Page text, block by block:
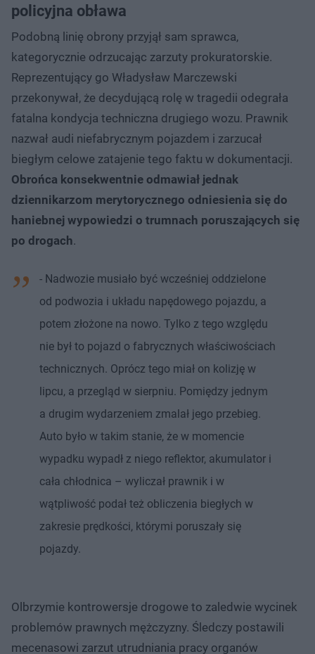
policyjna obława
Podobną linię obrony przyjął sam sprawca,
kategorycznie odrzucając zarzuty prokuratorskie.
Reprezentujący go Władysław Marczewski
przekonywał, że decydującą rolę w tragedii odegrała
fatalna kondycja techniczna drugiego wozu. Prawnik
nazwał audi niefabrycznym pojazdem i zarzucał
biegłym celowe zatajenie tego faktu w dokumentacji.
Obrońca konsekwentnie odmawiał jednak
dziennikarzom merytorycznego odniesienia się do
haniebnej wypowiedzi o trumnach poruszających się
po drogach.
- Nadwozie musiało być wcześniej oddzielone
od podwozia i układu napędowego pojazdu, a
potem złożone na nowo. Tylko z tego względu
nie był to pojazd o fabrycznych właściwościach
technicznych. Oprócz tego miał on kolizję w
lipcu, a przegląd w sierpniu. Pomiędzy jednym
a drugim wydarzeniem zmalał jego przebieg.
Auto było w takim stanie, że w momencie
wypadku wypadł z niego reflektor, akumulator i
cała chłodnica – wyliczał prawnik i w
wątpliwość podał też obliczenia biegłych w
zakresie prędkości, którymi poruszały się
pojazdy.
Olbrzymie kontrowersje drogowe to zaledwie wycinek
problemów prawnych mężczyzny. Śledczy postawili
mecenasowi zarzut utrudniania pracy organów